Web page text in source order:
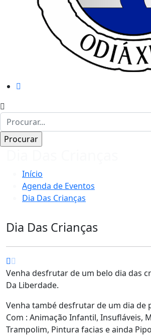
Início
Agenda de Eventos
Dia Das Crianças
Dia Das Crianças
Venha desfrutar de um belo dia das
Da Liberdade.
Venha també desfrutar de um dia de
Com : Animação Infantil, Insufláveis,
Trampolim, Pintura facias e ainda